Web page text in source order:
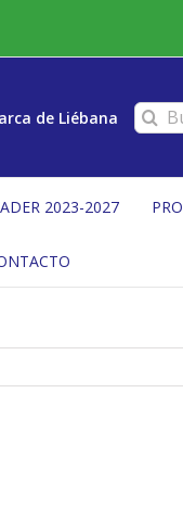
de Liébana Buscar:
2023-2027